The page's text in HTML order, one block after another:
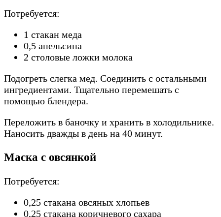
Потребуется:
1 стакан меда
0,5 апельсина
2 столовые ложки молока
Подогреть слегка мед. Соединить с остальными
ингредиентами. Тщательно перемешать с
помощью блендера.
Переложить в баночку и хранить в холодильнике.
Наносить дважды в день на 40 минут.
Маска с овсянкой
Потребуется:
0,25 стакана овсяных хлопьев
0,25 стакана коричневого сахара